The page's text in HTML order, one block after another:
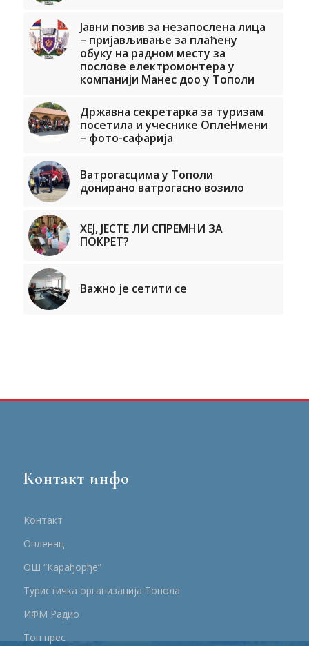
Јавни позив за незапослена лица
– пријављивање за плаћену
обуку на радном месту за
послове електромонтера у
компанији Манес доо у Тополи
Државна секретарка за туризам
посетила и учеснике ОплеНмени
– фото-сафарија
Ватрогасцима у Тополи
донирано ватрогасно возило
ХЕЈ, ЈЕСТЕ ЛИ СПРЕМНИ ЗА
ПОКРЕТ?
Важно је сетити се
Контакт инфо
Контакт
Опленац
ОШ “Карађорђе”
Туристичка организација Топола
ИФМ Радио
Топ прес